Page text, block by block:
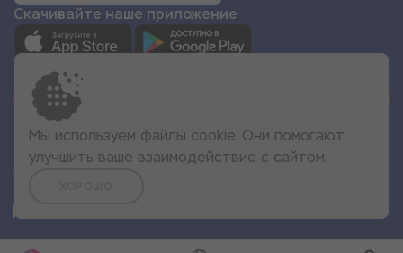
Скачивайте наше приложение
Мы используем файлы cookie. Они помогают
улучшить ваше взаимодействие с сайтом.